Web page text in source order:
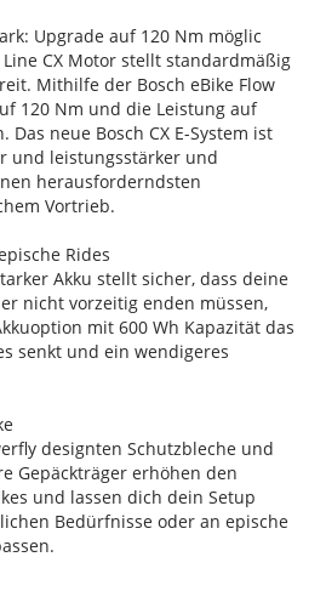
Upgrade auf 120 Nm möglic
CX Motor stellt standardmäßig
Mithilfe der Bosch eBike Flow
120 Nm und die Leistung auf
neue Bosch CX E-System ist
und leistungsstärker und
herausforderndsten
Vortrieb.
Rides
Akku stellt sicher, dass deine
nicht vorzeitig enden müssen,
mit 600 Wh Kapazität das
senkt und ein wendigeres
designten Schutzbleche und
Gepäckträger erhöhen den
und lassen dich dein Setup
Bedürfnisse oder an epische